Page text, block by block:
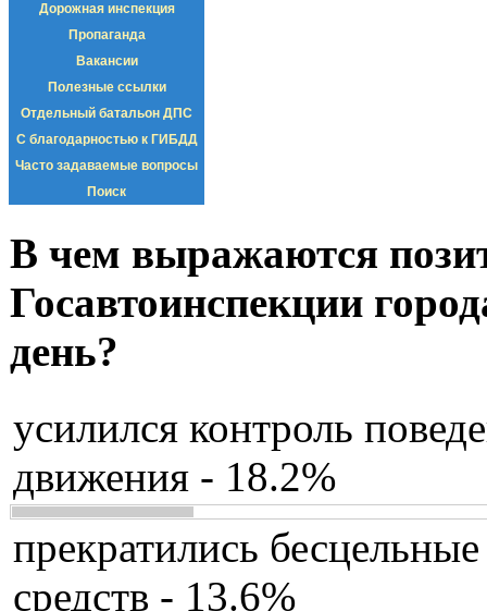
Дорожная инспекция
Пропаганда
Вакансии
Полезные ссылки
Отдельный батальон ДПС
С благодарностью к ГИБДД
Часто задаваемые вопросы
Поиск
В чем выражаются
Госавтоинспекции
день?
усилился контроль
движения - 18.2%
прекратились
средств - 13.6%